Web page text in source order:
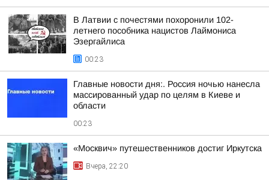
В Латвии с почестями похоронили 102-
летнего пособника нацистов Лаймониса
Эзергайлиса
00:23
Главные новости дня:. Россия ночью нанесла
массированный удар по целям в Киеве и
области
00:23
«Москвич» путешественников достиг Иркутска
Вчера, 22:20